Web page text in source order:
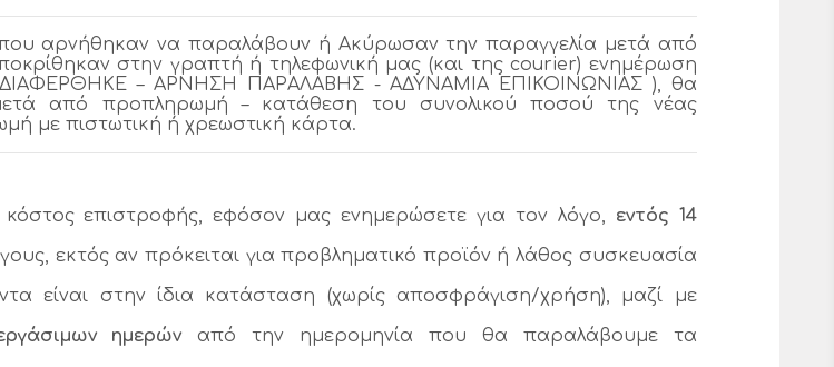
αρνήθηκαν να παραλάβουν ή Ακύρωσαν την παραγγελία μετά από
στην γραπτή ή τηλεφωνική μας (και της courier) ενημέρωση
– ΑΡΝΗΣΗ ΠΑΡΑΛΑΒΗΣ - ΑΔΥΝΑΜΙΑ ΕΠΙΚΟΙΝΩΝΙΑΣ ), θα
από προπληρωμή – κατάθεση του συνολικού ποσού της νέας
με πιστωτική ή χρεωστική κάρτα.
επιστροφής, εφόσον μας ενημερώσετε για τον λόγο, εντός 14
εκτός αν πρόκειται για προβληματικό προϊόν ή λάθος συσκευασία
είναι στην ίδια κατάσταση (χωρίς αποσφράγιση/χρήση), μαζί με
ημερών από την ημερομηνία που θα παραλάβουμε τα